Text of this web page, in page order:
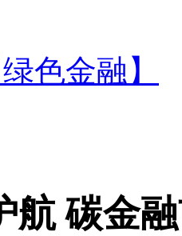
色金融】
航 碳金